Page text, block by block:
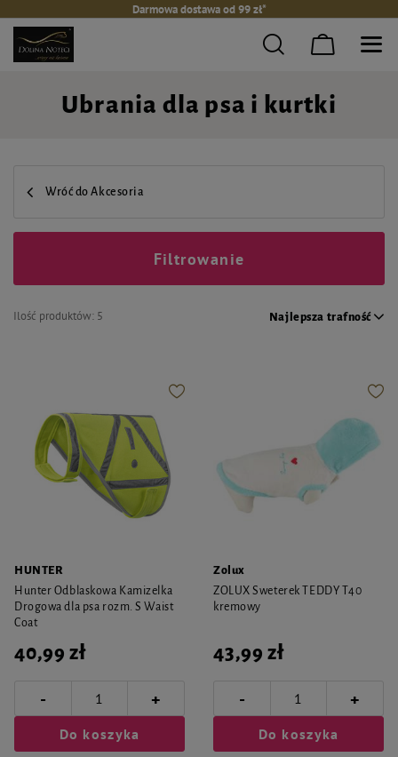
Darmowa dostawa od 99 zł*
Ubrania dla psa i kurtki
Wróć do Akcesoria
Ilość produktów: 5 Najlepsza trafność
Filtrowanie
HUNTER
Hunter Odblaskowa Kamizelka
Drogowa dla psa rozm. S Waist
Coat
40,99 zł
- +
Do koszyka
Zolux
ZOLUX Sweterek TEDDY T40
kremowy
43,99 zł
- +
Do koszyka